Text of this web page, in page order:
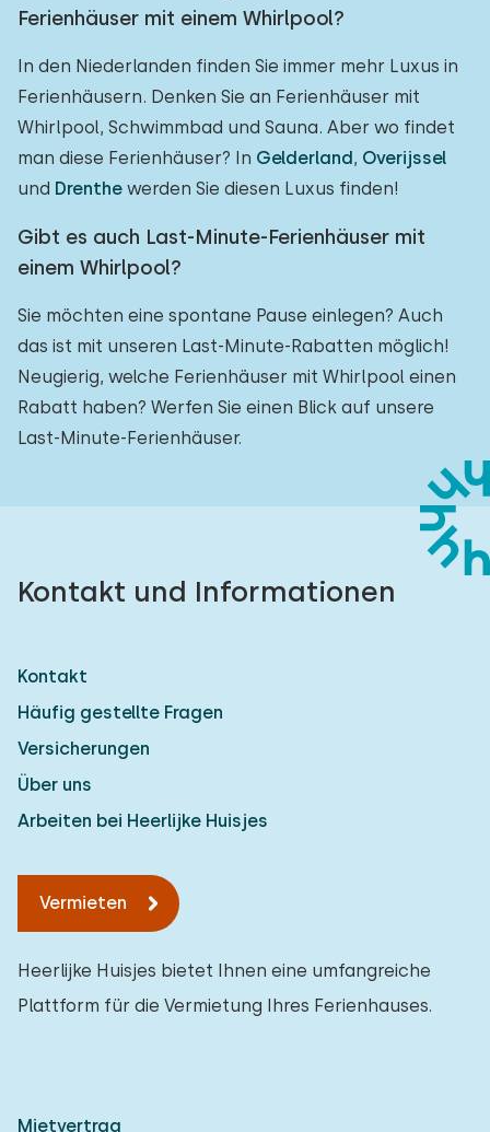
Ferienhäuser mit einem Whirlpool?
In den Niederlanden finden Sie immer mehr Luxus in
Ferienhäusern. Denken Sie an Ferienhäuser mit
Whirlpool, Schwimmbad und Sauna. Aber wo findet
man diese Ferienhäuser? In Gelderland, Overijssel
und Drenthe werden Sie diesen Luxus finden!
Gibt es auch Last-Minute-Ferienhäuser mit
einem Whirlpool?
Sie möchten eine spontane Pause einlegen? Auch
das ist mit unseren Last-Minute-Rabatten möglich!
Neugierig, welche Ferienhäuser mit Whirlpool einen
Rabatt haben? Werfen Sie einen Blick auf unsere
Last-Minute-Ferienhäuser.
Kontakt und Informationen
Kontakt
Häufig gestellte Fragen
Versicherungen
Über uns
Arbeiten bei Heerlijke Huisjes
Vermieten
Heerlijke Huisjes bietet Ihnen eine umfangreiche
Plattform für die Vermietung Ihres Ferienhauses.
Mietvertrag